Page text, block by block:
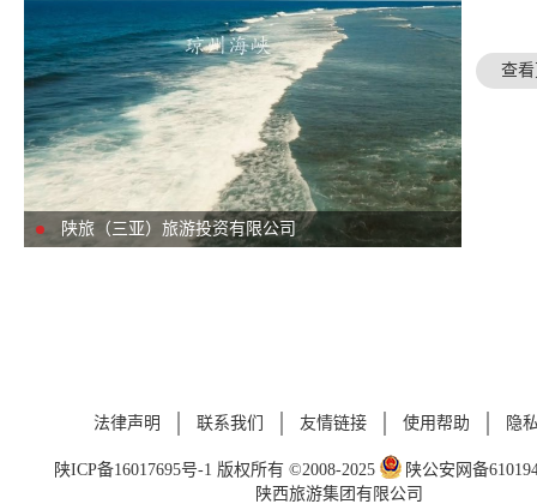
陕旅（三亚）旅游投资有限公司
查
法律声明 联系我们 友情链接 使用帮助 隐
陕ICP备16017695号-1 版权所有 ©2008-2025
陕公安网备
陕西旅游集团有限公司